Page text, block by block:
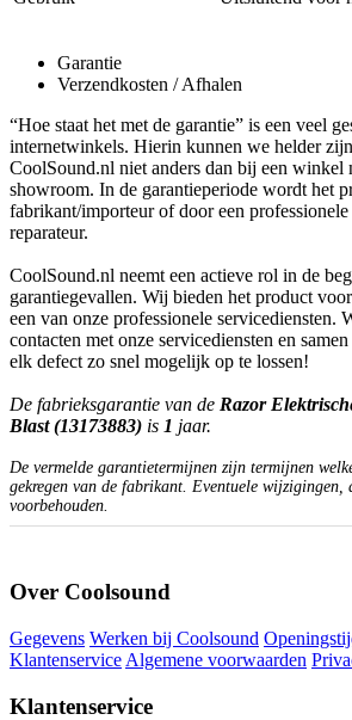
Garantie
Verzendkosten / Afhalen
“Hoe staat het met de garantie” is een veel
internetwinkels. Hierin kunnen we helder
CoolSound.nl niet anders dan bij een winkel
showroom. In de garantieperiode wordt het
fabrikant/importeur of door een professionele
reparateur.
CoolSound.nl neemt een actieve rol in de
garantiegevallen. Wij bieden het product
een van onze professionele servicediensten.
contacten met onze servicediensten en
elk defect zo snel mogelijk op te lossen!
De fabrieksgarantie van de Razor
Blast (13173883) is 1 jaar.
De vermelde garantietermijnen zijn termijnen
gekregen van de fabrikant. Eventuele wijzigingen,
voorbehouden.
Over Coolsound
Gegevens Werken bij Coolsound
Klantenservice Algemene voorwaarden
Klantenservice